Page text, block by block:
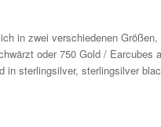
in zwei verschiedenen
oder 750 Gold / Earcubes
in sterlingsilver, sterlingsilver